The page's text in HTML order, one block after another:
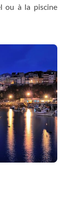
ou à la piscine